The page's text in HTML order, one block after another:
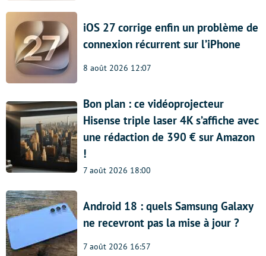
iOS 27 corrige enfin un problème de
connexion récurrent sur l’iPhone
8 août 2026 12:07
Bon plan : ce vidéoprojecteur
Hisense triple laser 4K s’affiche avec
une rédaction de 390 € sur Amazon
!
7 août 2026 18:00
Android 18 : quels Samsung Galaxy
ne recevront pas la mise à jour ?
7 août 2026 16:57